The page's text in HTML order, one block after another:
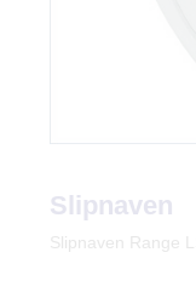
Slipnaven
Slipnaven Range